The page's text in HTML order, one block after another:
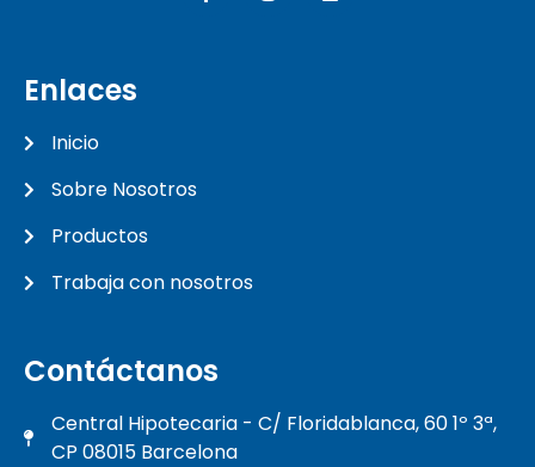
Enlaces
Inicio
Sobre Nosotros
Productos
Trabaja con nosotros
Contáctanos
Central Hipotecaria - C/ Floridablanca, 60 1º 3ª,
CP 08015 Barcelona